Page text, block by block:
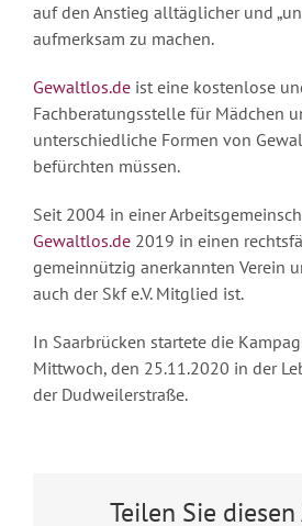
auf den Anstieg alltäglicher und
aufmerksam zu machen.
Gewaltlos.de ist eine kostenlose
Fachberatungsstelle für Mädchen
unterschiedliche Formen von
befürchten müssen.
Seit 2004 in einer
Gewaltlos.de 2019 in einen
gemeinnützig anerkannten Verein
auch der Skf e.V. Mitglied ist.
In Saarbrücken startete die
Mittwoch, den 25.11.2020 in der
der Dudweilerstraße.
Teilen Sie